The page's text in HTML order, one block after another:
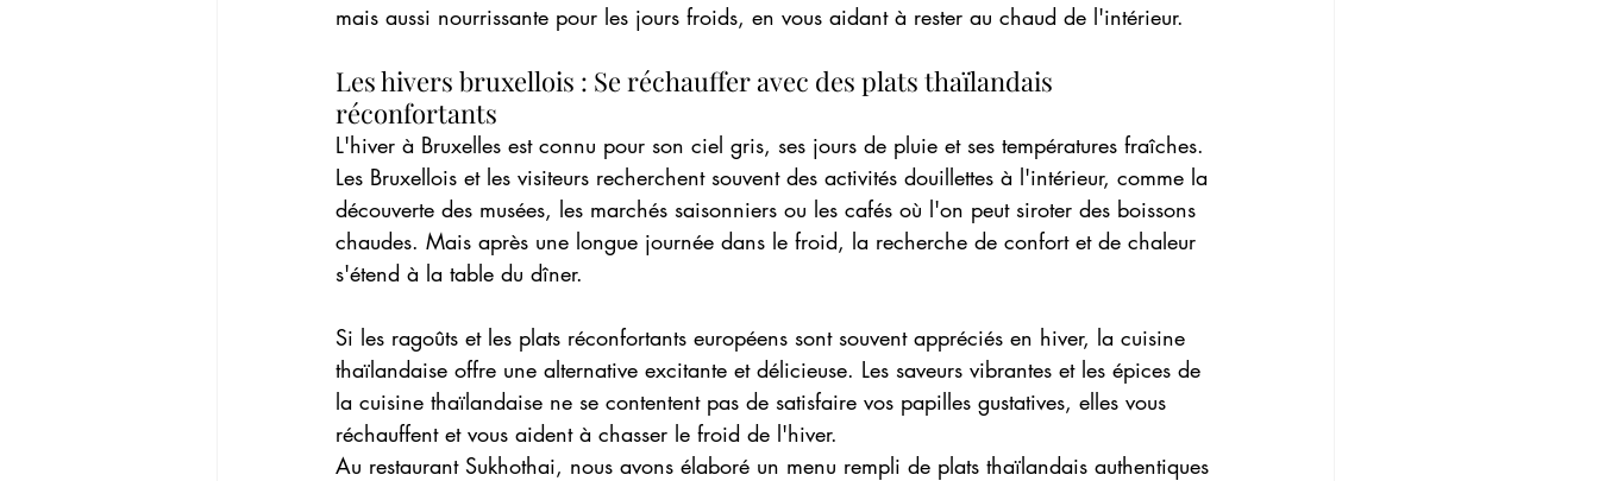
mais aussi nourrissante pour les jours froids, en vous aidant à rester au chaud de l'intérieur.
Les hivers bruxellois : Se réchauffer avec des plats thaïlandais
réconfortants
L'hiver à Bruxelles est connu pour son ciel gris, ses jours de pluie et ses températures fraîches.
Les Bruxellois et les visiteurs recherchent souvent des activités douillettes à l'intérieur, comme la
découverte des musées, les marchés saisonniers ou les cafés où l'on peut siroter des boissons
chaudes. Mais après une longue journée dans le froid, la recherche de confort et de chaleur
s'étend à la table du dîner.
Si les ragoûts et les plats réconfortants européens sont souvent appréciés en hiver, la cuisine
thaïlandaise offre une alternative excitante et délicieuse. Les saveurs vibrantes et les épices de
la cuisine thaïlandaise ne se contentent pas de satisfaire vos papilles gustatives, elles vous
réchauffent et vous aident à chasser le froid de l'hiver.
Au restaurant Sukhothai, nous avons élaboré un menu rempli de plats thaïlandais authentiques